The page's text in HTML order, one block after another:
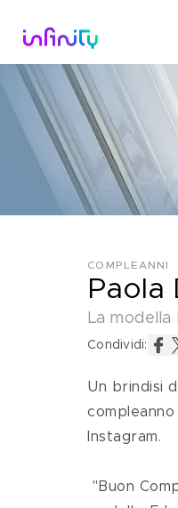
COMPLEANNI
Paola
La
Condividi:
Un brindisi
Instagram.